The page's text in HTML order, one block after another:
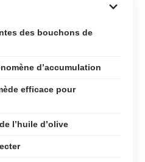
des bouchons de
d’accumulation
efficace pour
l’huile d’olive